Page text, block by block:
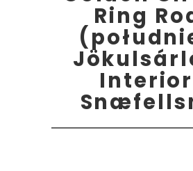
Ring
Interior